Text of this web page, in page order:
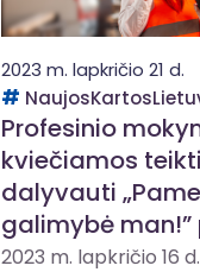
2023 m. lapkričio 21 d.
Profesinio
kviečiamos
dalyvauti
galimybė
2023 m. lapkričio 16